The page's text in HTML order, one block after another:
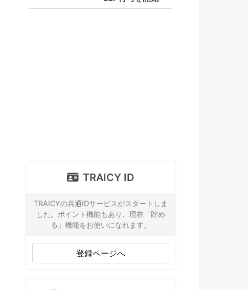
TRAICY ID
TRAICYの共通IDサービスがスタートしま
した。ポイント機能もあり、現在「貯め
る」機能をお使いになれます。
登録ページへ